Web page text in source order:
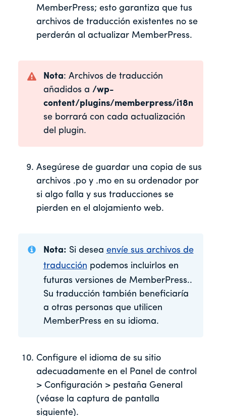
MemberPress; esto garantiza que tus
archivos de traducción existentes no se
perderán al actualizar MemberPress.
Nota: Archivos de traducción
añadidos a /wp-
content/plugins/memberpress/i18n
se borrará con cada actualización
del plugin.
Asegúrese de guardar una copia de sus
archivos .po y .mo en su ordenador por
si algo falla y sus traducciones se
pierden en el alojamiento web.
Nota: Si desea envíe sus archivos de
traducción podemos incluirlos en
futuras versiones de MemberPress..
Su traducción también beneficiaría
a otras personas que utilicen
MemberPress en su idioma.
Configure el idioma de su sitio
adecuadamente en el Panel de control
> Configuración > pestaña General
(véase la captura de pantalla
siguiente).